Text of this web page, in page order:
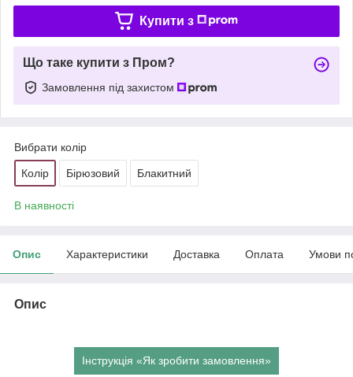
Купити з
Що таке купити з Пром?
Замовлення під захистом
Вибрати колір
Колір Бірюзовий Блакитний
В наявності
Опис Характеристики Доставка Оплата Умови
Опис
Інструкція «Як зробити замовлення»